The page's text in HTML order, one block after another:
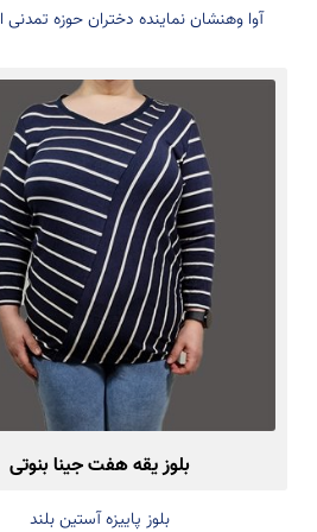
آوا وهنشان نماینده دختران حوزه تمدنی
بلوز یقه هفت جینا بنوتی
بلوز پاییزه آستین بلند